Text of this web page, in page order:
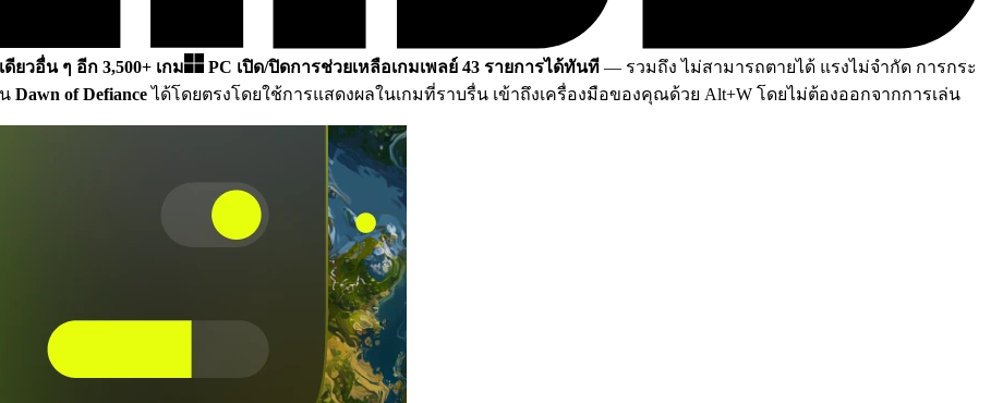
ดียวอื่น ๆ อีก 3,500+ เกม PC เปิด/ปิดการช่วยเหลือเกมเพลย์ 43 รายการได้ทันที — รวมถึง ไม่สามารถตายได้ แรงไม่จำกัด การกระ
Dawn of Defianceได้โดยตรงโดยใช้การแสดงผลในเกมที่ราบรื่น เข้าถึงเครื่องมือของคุณด้วย Alt+W โดยไม่ต้องออกจากการเล่น